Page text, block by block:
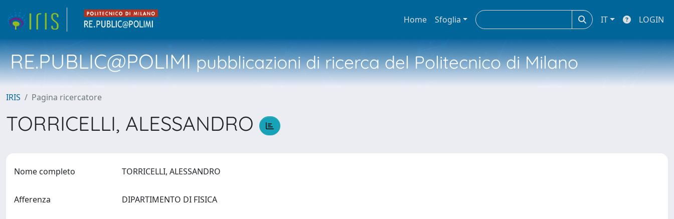
Home Sfoglia IT LOGIN
RE.PUBLIC@POLIMIpubblicazioni di ricerca del Politecnico di Milano
IRIS Pagina ricercatore
TORRICELLI, ALESSANDRO
Nome completo TORRICELLI, ALESSANDRO
Afferenza DIPARTIMENTO DI FISICA